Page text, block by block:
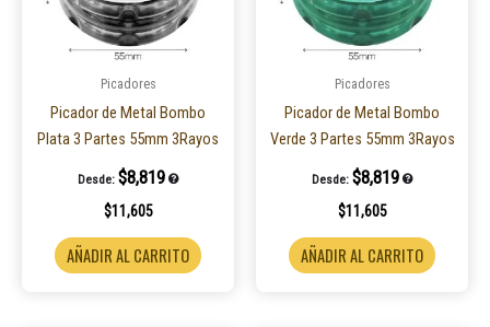
Picadores
Picador de Metal Bombo
Plata 3 Partes 55mm 3Rayos
Desde: $8,819
$11,605
AÑADIR AL CARRITO
Picadores
Picador de Metal Bombo
Verde 3 Partes 55mm 3Rayos
Desde: $8,819
$11,605
AÑADIR AL CARRITO